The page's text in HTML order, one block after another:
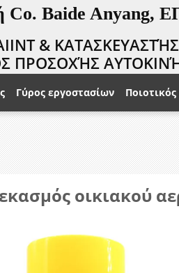
Co. Baide Anyang,
& ΚΑΤΑΣΚΕΥΑΣΤΉΣ
ΠΡΟΣΟΧΉΣ
Γύρος εργοστασίων
οικιακού